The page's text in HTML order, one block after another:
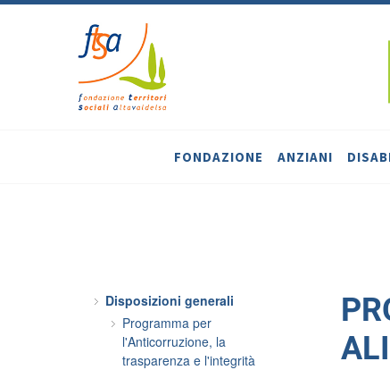
FONDAZIONE ANZIANI
Disposizioni generali
Programma per
l'Anticorruzione, la
trasparenza e l'integrità